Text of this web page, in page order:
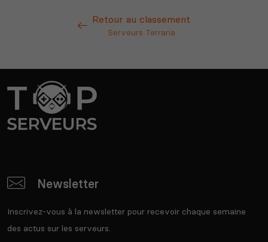
Retour au classement
Serveurs Terraria
Newsletter
Inscrivez-vous à la newsletter pour recevoir chaque semaine
des actus sur les serveurs.